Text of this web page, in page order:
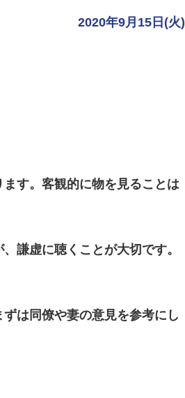
2020年9月15日(火)
す。客観的に物を見ることは
謙虚に聴くことが大切です。
は同僚や妻の意見を参考にし